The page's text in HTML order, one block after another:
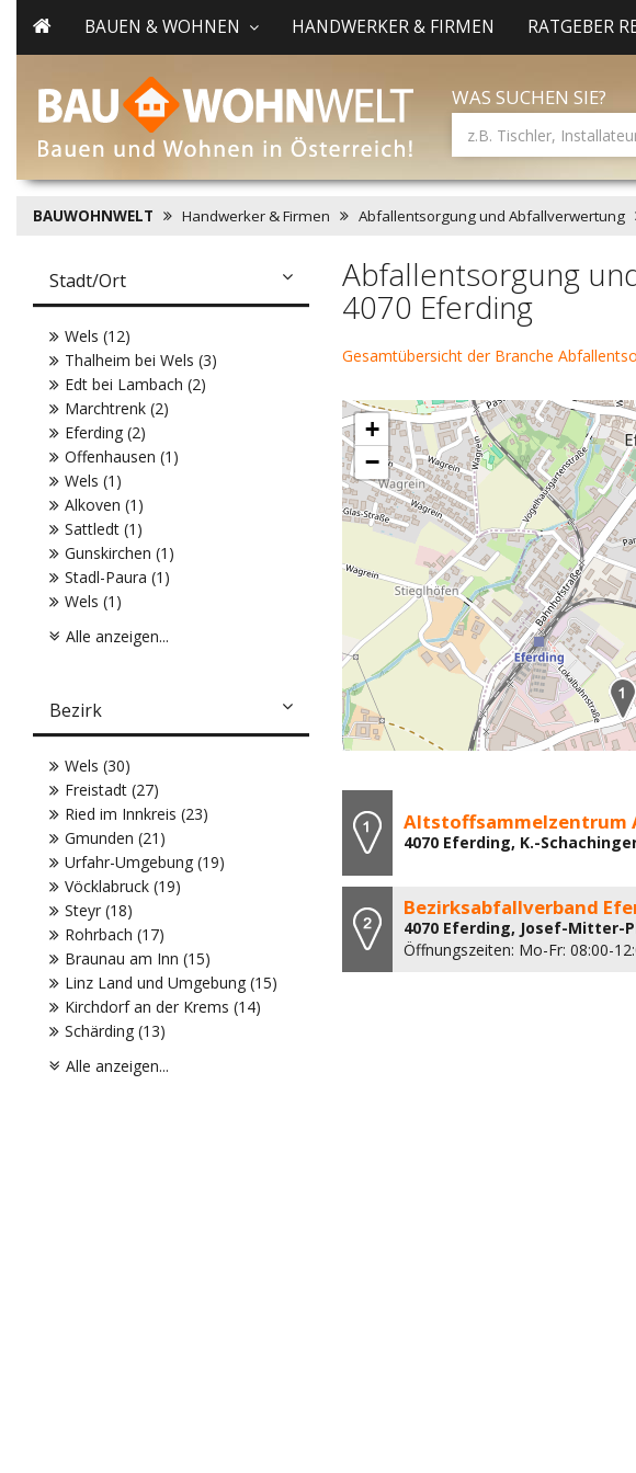
BAUEN & WOHNEN HANDWERKER & FIRMEN RATGEBER
WAS SUCHEN SIE?
BAUWOHNWELT Handwerker & Firmen Abfallentsorgung und Abfallverwertung
Abfallentsorgung
4070 Eferding
Gesamtübersicht der Branche
+
−
Altstoffsammelzentrum
4070 Eferding, K.-
Bezirksabfallverband
4070 Eferding, Josef-Mitter-
Öffnungszeiten: Mo-Fr: 08:00-
Stadt/Ort
Wels (12)
Thalheim bei Wels (3)
Edt bei Lambach (2)
Marchtrenk (2)
Eferding (2)
Offenhausen (1)
Wels (1)
Alkoven (1)
Sattledt (1)
Gunskirchen (1)
Stadl-Paura (1)
Wels (1)
Alle anzeigen...
Bezirk
Wels (30)
Freistadt (27)
Ried im Innkreis (23)
Gmunden (21)
Urfahr-Umgebung (19)
Vöcklabruck (19)
Steyr (18)
Rohrbach (17)
Braunau am Inn (15)
Linz Land und Umgebung (15)
Kirchdorf an der Krems (14)
Schärding (13)
Alle anzeigen...